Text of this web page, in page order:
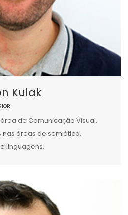
Kulak
de Comunicação Visual,
áreas de semiótica,
linguagens.